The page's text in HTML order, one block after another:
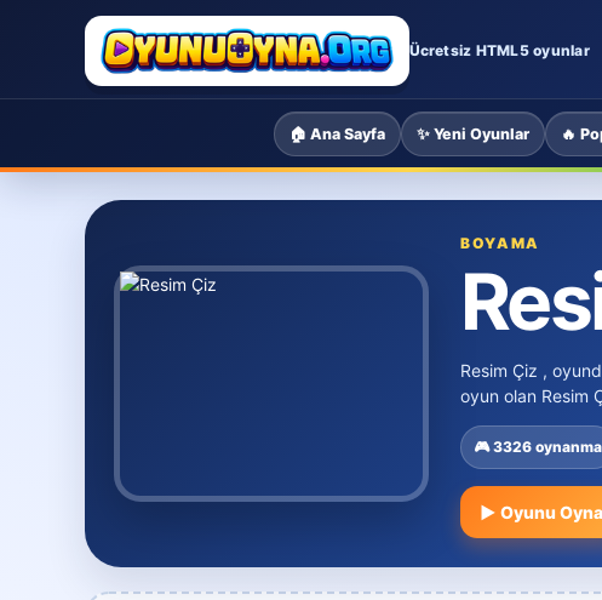
Ücretsiz HTML5 oyunlar
🏠 Ana Sayfa ✨ Yeni Oyunlar 🔥
BOYAMA
Resim Çiz ,
oyun olan Resim
🎮 3326 oynanma
▶ Oyunu Oyna